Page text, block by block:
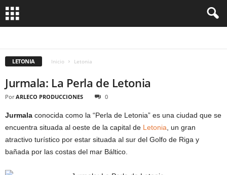
LETONIA Inicio Letonia
Jurmala: La Perla de Letonia
Por ARLECO PRODUCCIONES 0
Jurmala conocida como la “Perla de Letonia” es una ciudad que se
encuentra situada al oeste de la capital de Letonia , un gran
atractivo turístico por estar situada al sur del Golfo de Riga y
bañada por las costas del mar Báltico.